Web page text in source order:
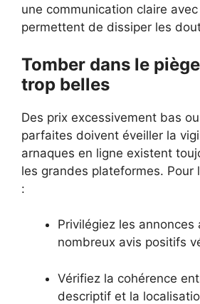
une communication claire
permettent de dissiper les
Tomber dans le
trop belles
Des prix excessivement bas
parfaites doivent éveiller la
arnaques en ligne existent
les grandes plateformes. Pour
:
Privilégiez les annonces
nombreux avis positifs
Vérifiez la cohérence
descriptif et la